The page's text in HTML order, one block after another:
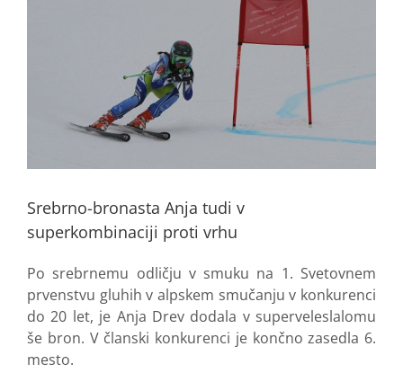
Srebrno-bronasta Anja tudi v
superkombinaciji proti vrhu
Po srebrnemu odličju v smuku na 1. Svetovnem
prvenstvu gluhih v alpskem smučanju v konkurenci
do 20 let, je Anja Drev dodala v superveleslalomu
še bron. V članski konkurenci je končno zasedla 6.
mesto.